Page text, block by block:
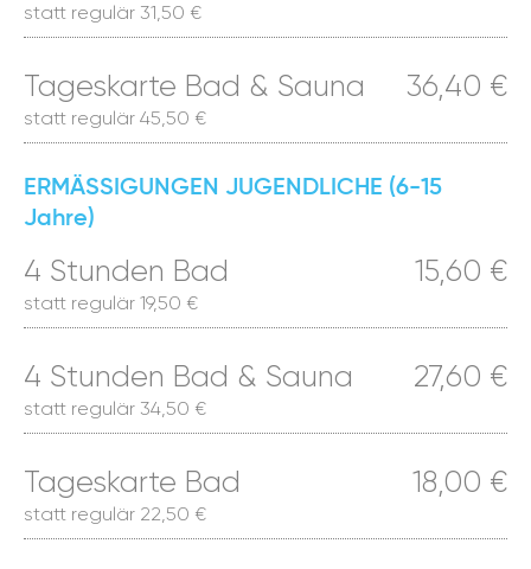
statt regulär 31,50 €
Tageskarte Bad & Sauna 36,40 €
statt regulär 45,50 €
ERMÄSSIGUNGEN JUGENDLICHE (6-15
Jahre)
4 Stunden Bad 15,60 €
statt regulär 19,50 €
4 Stunden Bad & Sauna 27,60 €
statt regulär 34,50 €
Tageskarte Bad 18,00 €
statt regulär 22,50 €